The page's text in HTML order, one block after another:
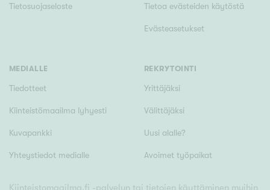
Tietosuojaseloste Tietoa evästeiden käytöstä
Evästeasetukset
MEDIALLE
Tiedotteet
Kiinteistömaailma lyhyesti
Kuvapankki
Yhteystiedot medialle
REKRYTOINTI
Yrittäjäksi
Välittäjäksi
Uusi alalle?
Avoimet työpaikat
Kiinteistomaailma.fi -palvelun tai tietojen käyttäminen muihin